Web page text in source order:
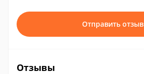
Отправить отзыв
Отзывы